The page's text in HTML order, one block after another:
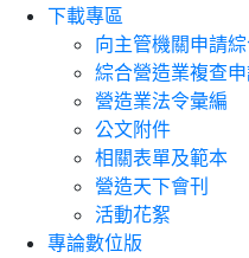
下載專區
向主管機關申請
綜合營造業複查
營造業法令彙編
公文附件
相關表單及範本
營造天下會刊
活動花絮
專論數位版